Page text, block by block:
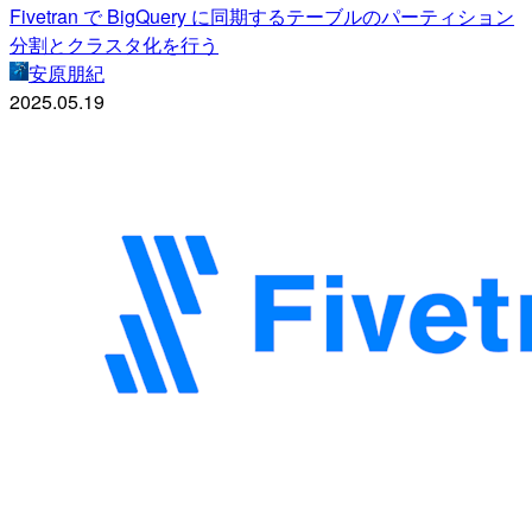
Fivetran で BigQuery に同期するテーブルのパーティション
分割とクラスタ化を行う
安原朋紀
2025.05.19